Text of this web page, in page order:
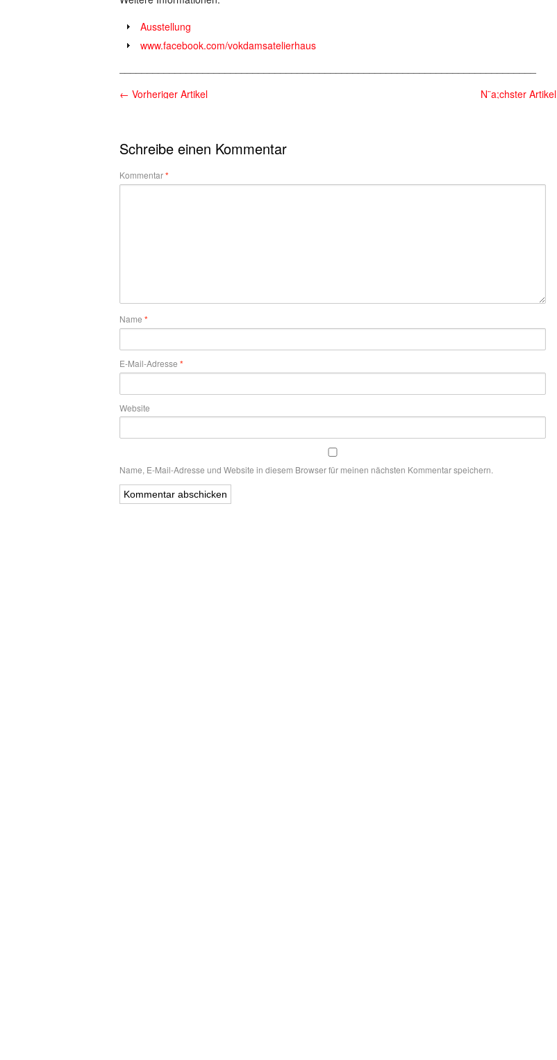
Ausstellung
www.facebook.com/vokdamsatelierhaus
← Vorheriger Artikel N¨a;chster Artikel
Schreibe einen Kommentar
Kommentar*
Name *
E-Mail-Adresse *
Website
Name, E-Mail-Adresse und Website in diesem Browser für meinen nächsten Kommentar speichern.